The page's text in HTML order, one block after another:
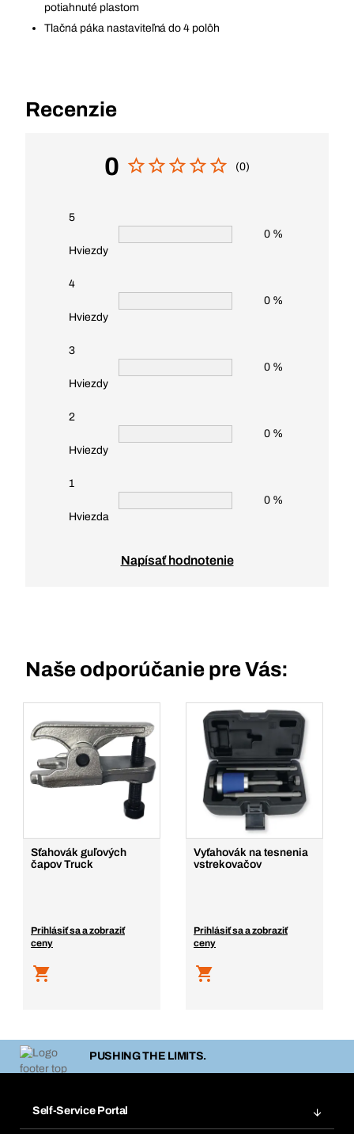
potiahnuté plastom
Tlačná páka nastaviteľná do 4 polôh
Recenzie
0 (0)
5
Hviezdy
0 %
4
Hviezdy
0 %
3
Hviezdy
0 %
2
Hviezdy
0 %
1
Hviezda
0 %
Napísať hodnotenie
Naše odporúčanie pre Vás:
Sťahovák guľových
čapov Truck
Prihlásiť sa a zobraziť
ceny
Vyťahovák na tesnenia
vstrekovačov
Prihlásiť sa a zobraziť
ceny
PUSHING THE LIMITS.
Self-Service Portal